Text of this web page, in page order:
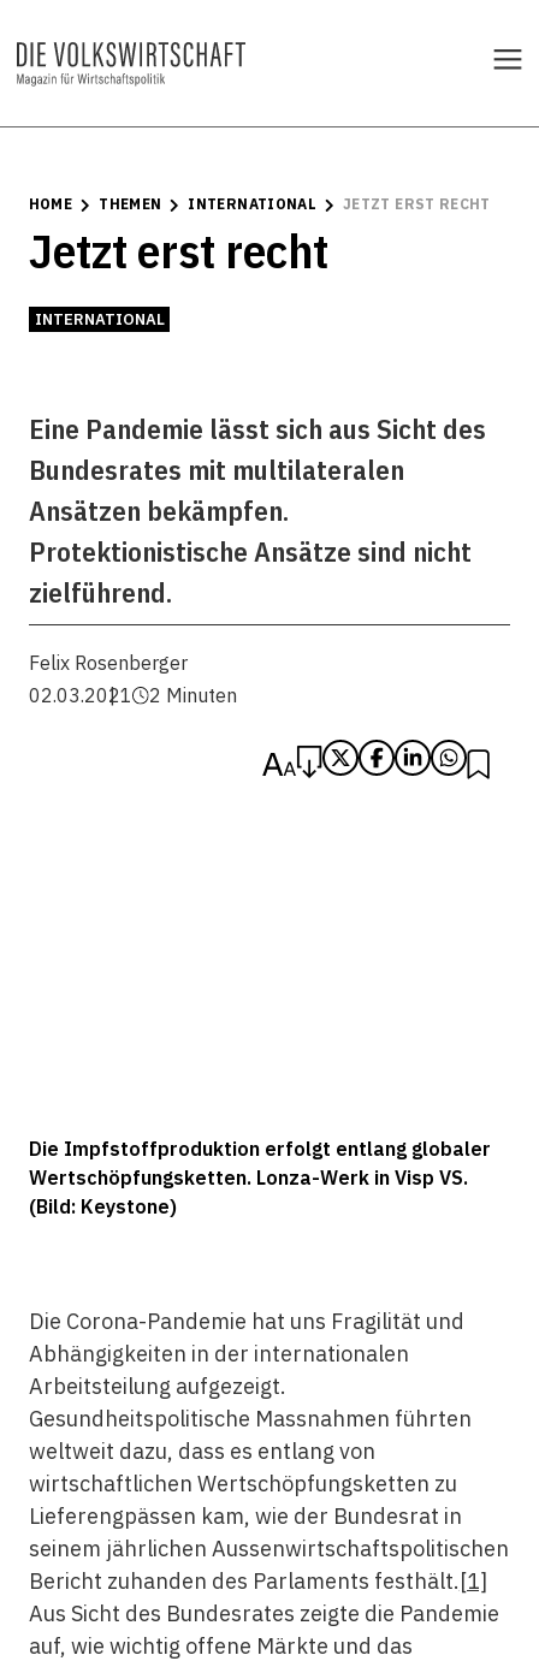
HOME THEMEN INTERNATIONAL JETZT ERST RECHT
Jetzt erst recht
INTERNATIONAL
Eine Pandemie lässt sich aus Sicht des
Bundesrates mit multilateralen
Ansätzen bekämpfen.
Protektionistische Ansätze sind nicht
zielführend.
Felix Rosenberger
02.03.2021
2 Minuten
Die Impfstoffproduktion erfolgt entlang globaler
Wertschöpfungsketten. Lonza-Werk in Visp VS.
(Bild: Keystone)
Die Corona-Pandemie hat uns Fragilität und
Abhängigkeiten in der internationalen
Arbeitsteilung aufgezeigt.
Gesundheitspolitische Massnahmen führten
weltweit dazu, dass es entlang von
wirtschaftlichen Wertschöpfungsketten zu
Lieferengpässen kam, wie der Bundesrat in
seinem jährlichen Aussenwirtschaftspolitischen
Bericht zuhanden des Parlaments festhält.[1]
Aus Sicht des Bundesrates zeigte die Pandemie
auf, wie wichtig offene Märkte und das